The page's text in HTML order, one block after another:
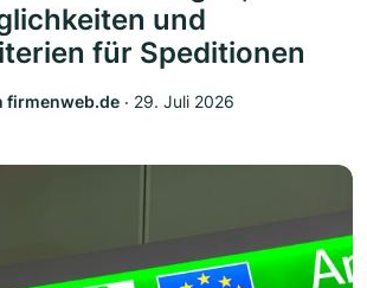
und
für Speditionen
firmenweb.de ‧ 29. Juli 2026